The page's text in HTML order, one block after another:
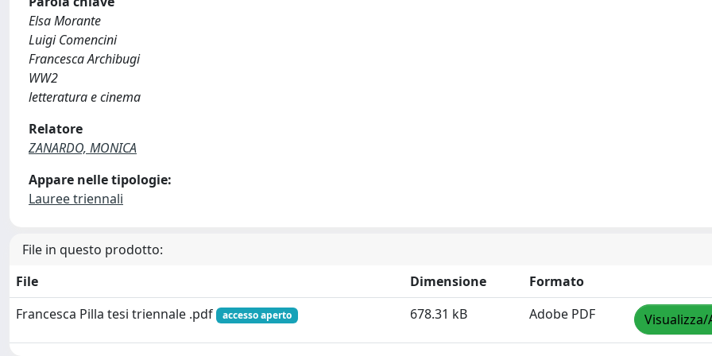
Elsa Morante
Luigi Comencini
Francesca Archibugi
WW2
letteratura e cinema
Relatore
ZANARDO, MONICA
Appare nelle tipologie:
Lauree triennali
File in questo prodotto:
File
Dimensione
Formato
Francesca Pilla tesi triennale .pdf
accesso aperto 678.31 kB Adobe PDF